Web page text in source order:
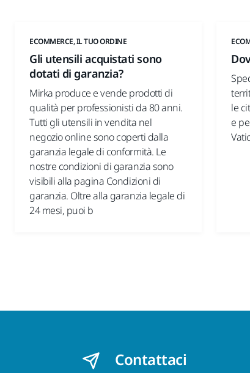
ECOMMERCE, IL TUO ORDINE
Gli utensili acquistati sono
dotati di garanzia?
Mirka produce e vende prodotti di
qualità per professionisti da 80 anni.
Tutti gli utensili in vendita nel
negozio online sono coperti dalla
garanzia legale di conformità. Le
nostre condizioni di garanzia sono
visibili alla pagina Condizioni di
garanzia. Oltre alla garanzia legale di
24 mesi, puoi b
le
e
Contattaci